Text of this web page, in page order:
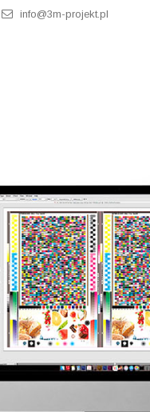
info@3m-projekt.pl